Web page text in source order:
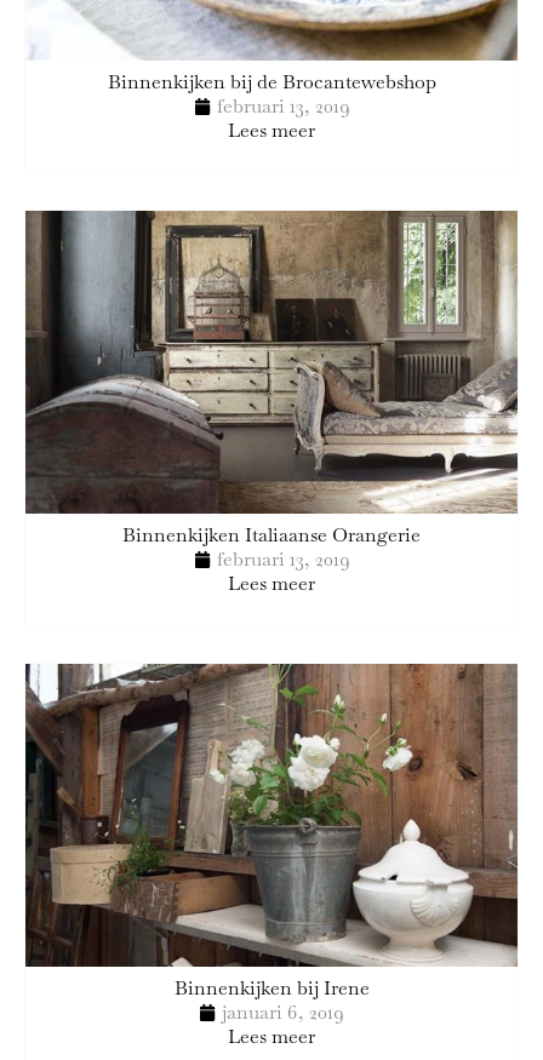
Binnenkijken bij de Brocantewebshop
februari 13, 2019
Lees meer
Binnenkijken Italiaanse Orangerie
februari 13, 2019
Lees meer
Binnenkijken bij Irene
januari 6, 2019
Lees meer